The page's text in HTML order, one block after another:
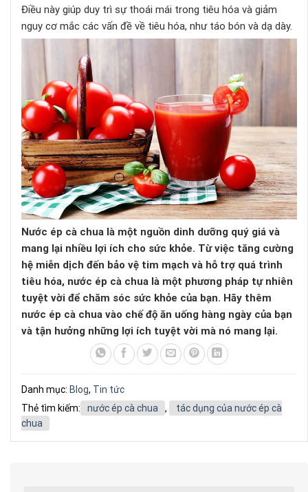
Điều này giúp duy trì sự thoái mái trong tiêu hóa và giảm
nguy cơ mắc các vấn đề về tiêu hóa, như táo bón và dạ dày.
Nước ép cà chua là một nguồn dinh dưỡng quý giá và
mang lại nhiều lợi ích cho sức khỏe. Từ việc tăng cường
hệ miễn dịch đến bảo vệ tim mạch và hỗ trợ quá trình
tiêu hóa, nước ép cà chua là một phương pháp tự nhiên
tuyệt vời để chăm sóc sức khỏe của bạn. Hãy thêm
nước ép cà chua vào chế độ ăn uống hàng ngày của bạn
và tận hưởng những lợi ích tuyệt vời mà nó mang lại.
Danh mục: Blog, Tin tức
Thẻ tìm kiếm:
nước ép cà chua ,
tác dụng của nước ép cà
chua